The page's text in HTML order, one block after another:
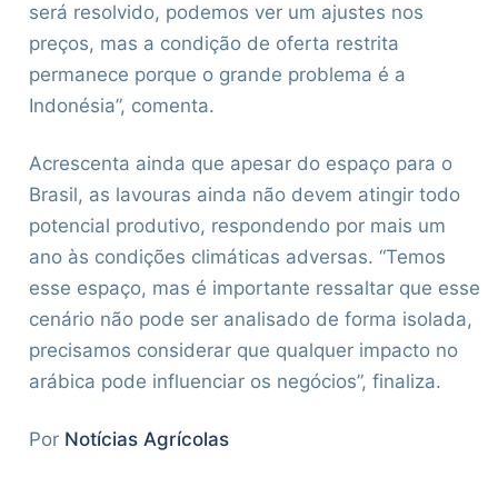
será resolvido, podemos ver um ajustes nos
preços, mas a condição de oferta restrita
permanece porque o grande problema é a
Indonésia”, comenta.
Acrescenta ainda que apesar do espaço para o
Brasil, as lavouras ainda não devem atingir todo
potencial produtivo, respondendo por mais um
ano às condições climáticas adversas. “Temos
esse espaço, mas é importante ressaltar que esse
cenário não pode ser analisado de forma isolada,
precisamos considerar que qualquer impacto no
arábica pode influenciar os negócios”, finaliza.
Por Notícias Agrícolas